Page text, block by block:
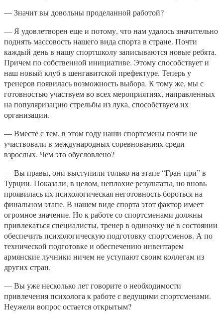
— Значит вы довольны проделанной работой?
— Я удовлетворен еще и потому, что нам удалось значительно
поднять массовость нашего вида спорта в стране. Почти
каждый день в нашу спортшколу записываются новые ребята.
Причем по собственной инициативе. Этому способствует и
наш новый клуб в шенгавитской префектуре. Теперь у
тренеров появилась возможность выбора. К тому же, мы с
готовностью участвуем во всех мероприятиях, направленных
на популяризацию стрельбы из лука, способствуем их
организации.
— Вместе с тем, в этом году наши спортсмены почти не
участвовали в международных соревнованиях среди
взрослых. Чем это обусловлено?
— Вы правы, они выступили только на этапе “Гран-при” в
Турции. Показали, в целом, неплохие результаты, но вновь
проявилась их психологическая неготовность бороться на
финальном этапе. В нашем виде спорта этот фактор имеет
огромное значение. Но к работе со спортсменами должны
привлекаться специалисты, тренер в одиночку не в состоянии
обеспечить психологическую подготовку спортсменов. А по
технической подготовке и обеспечению инвентарем
армянские лучники ничем не уступают своим коллегам из
других стран.
— Вы уже несколько лет говорите о необходимости
привлечения психолога к работе с ведущими спортсменами.
Неужели вопрос остается открытым?